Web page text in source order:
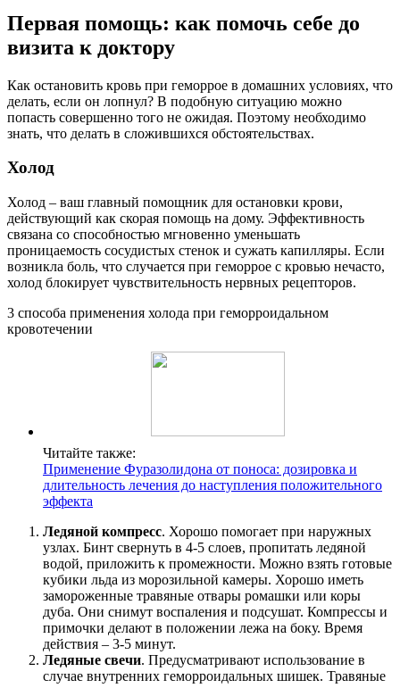
Первая помощь: как помочь себе до
визита к доктору
Как остановить кровь при геморрое в домашних условиях, что
делать, если он лопнул? В подобную ситуацию можно
попасть совершенно того не ожидая. Поэтому необходимо
знать, что делать в сложившихся обстоятельствах.
Холод
Холод – ваш главный помощник для остановки крови,
действующий как скорая помощь на дому. Эффективность
связана со способностью мгновенно уменьшать
проницаемость сосудистых стенок и сужать капилляры. Если
возникла боль, что случается при геморрое с кровью нечасто,
холод блокирует чувствительность нервных рецепторов.
3 способа применения холода при геморроидальном
кровотечении
Читайте также:
Применение Фуразолидона от поноса: дозировка и
длительность лечения до наступления положительного
эффекта
Ледяной компресс. Хорошо помогает при наружных
узлах. Бинт свернуть в 4-5 слоев, пропитать ледяной
водой, приложить к промежности. Можно взять готовые
кубики льда из морозильной камеры. Хорошо иметь
замороженные травяные отвары ромашки или коры
дуба. Они снимут воспаления и подсушат. Компрессы и
примочки делают в положении лежа на боку. Время
действия – 3-5 минут.
Ледяные свечи. Предусматривают использование в
случае внутренних геморроидальных шишек. Травяные